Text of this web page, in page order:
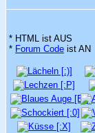
* HTML ist AUS
* Forum Code ist AN